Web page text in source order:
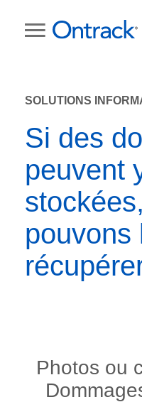
SOLUTIONS
Si des
peuvent
pouvons
Photos ou